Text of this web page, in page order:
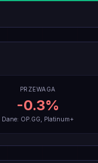
PRZEWAGA
-0.3%
Dane: OP.GG, Platinum+